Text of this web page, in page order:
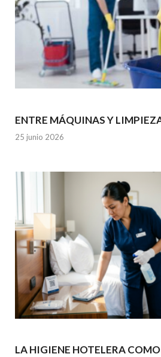
ENTRE MÁQUINAS Y
25 junio 2026
LA HIGIENE HOTELERA